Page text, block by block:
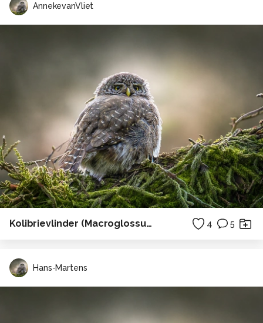
AnnekevanVliet
Kolibrievlinder (Macroglossum stellatarum) 4 5
Hans-Martens